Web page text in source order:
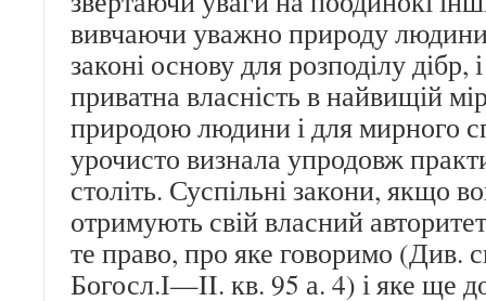
вивчаючи уважно природу
законі основу для розподілу
приватна власність в найвищій
природою людини і для мирного
урочисто визнала упродовж
століть. Суспільні закони, якщо
отримують свій власний
те право, про яке говоримо (Див.
Богосл.І—II. кв. 95 а. 4) і яке ще